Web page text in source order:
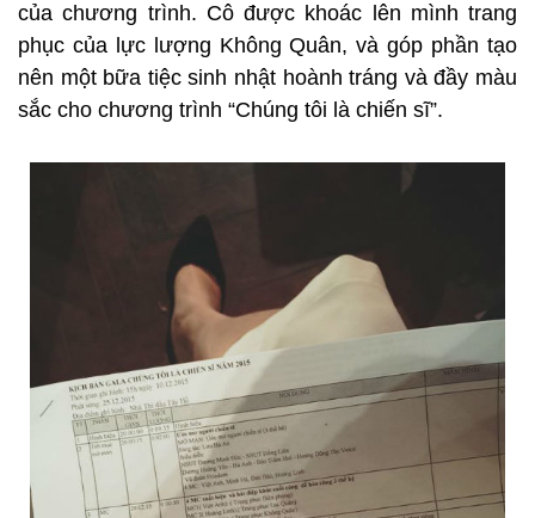
của chương trình. Cô được khoác lên mình trang
phục của lực lượng Không Quân, và góp phần tạo
nên một bữa tiệc sinh nhật hoành tráng và đầy màu
sắc cho chương trình “Chúng tôi là chiến sĩ”.